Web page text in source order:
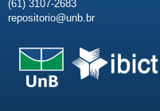
(61) 3107-2683
repositorio@unb.br